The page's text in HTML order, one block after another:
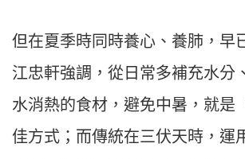
但在夏季時同時養心、養肺，早
江忠軒強調，從日常多補充水分
水消熱的食材，避免中暑，就是
佳方式；而傳統在三伏天時，運